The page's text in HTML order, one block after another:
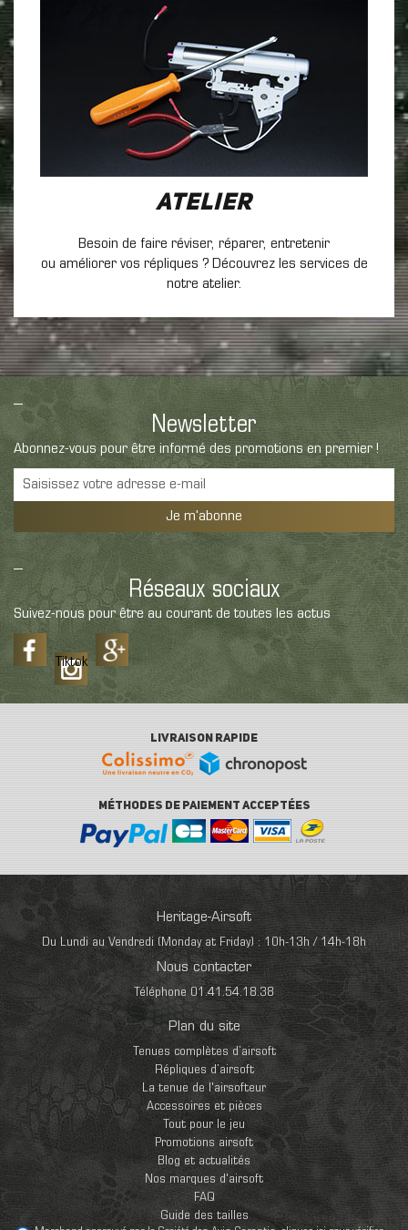
Atelier
Besoin de faire réviser, réparer, entretenir
ou améliorer vos répliques ? Découvrez les services de
notre atelier.
Newsletter
Abonnez-vous pour être informé des promotions en premier !
Je m'abonne
Réseaux sociaux
Suivez-nous pour être au courant de toutes les actus
Tiktok
LIVRAISON RAPIDE
MÉTHODES DE PAIEMENT ACCEPTÉES
Heritage-Airsoft
Du Lundi au Vendredi (Monday at Friday) : 10h-13h / 14h-18h
Nous contacter
Téléphone 01.41.54.18.38
Plan du site
Tenues complètes d’airsoft
Répliques d’airsoft
La tenue de l'airsofteur
Accessoires et pièces
Tout pour le jeu
Promotions airsoft
Blog et actualités
Nos marques d'airsoft
FAQ
Guide des tailles